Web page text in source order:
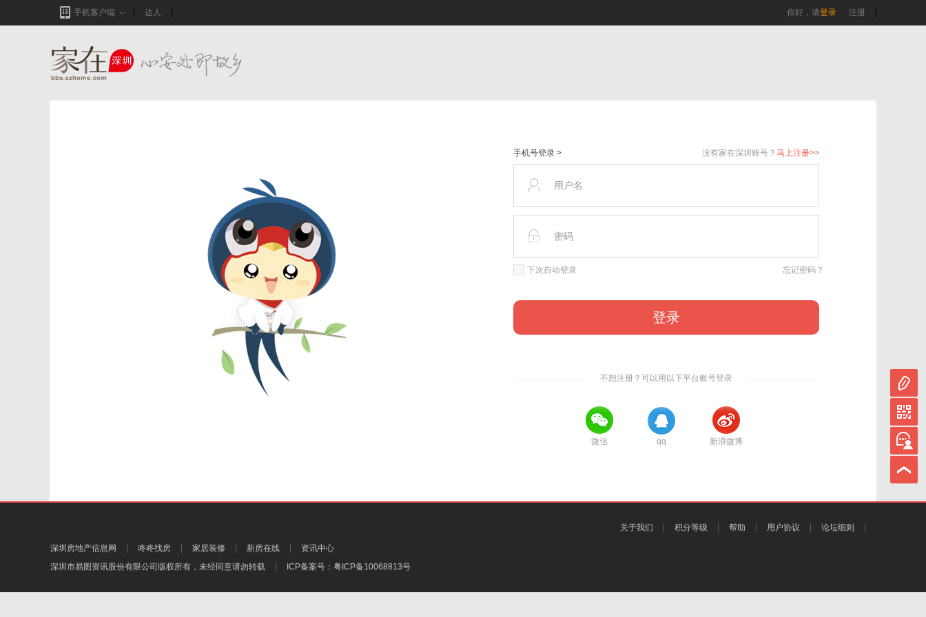
手机客户端 达人 你好，请登录 注册
手机号登录 > 没有家在深圳账号？ 马上注册>>
下次自动登录 忘记密码？
登录
不想注册？可以用以下平台账号登录
微信 qq 新浪微博
深圳房地产信息网 咚咚找房 家居装修 新房在线
资讯中心
深圳市易图资讯股份有限公司 版权所有，未经同意请勿转载 ICP备案号： 粤ICP备10068813号
关于我们 积分等级 帮助 用户协议 论坛细则